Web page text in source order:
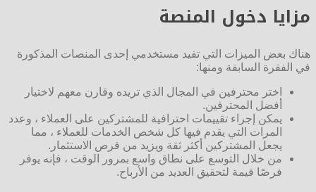
مزايا دخول المنصة
هناك بعض الميزات التي تفيد مستخدمي إحدى المنصات المذكورة
في الفقرة السابقة ومنها:
اختر محترفين في المجال الذي تريده وقارن معهم لاختيار
أفضل المحترفين.
يمكن إجراء تقييمات احترافية للمشتركين على العملاء ، وعدد
المرات التي يقدم فيها كل شخص الخدمات للعملاء ، مما
يجعل المشتركين أكثر ثقة ويزيد من فرص الاستثمار.
من خلال التوسع على نطاق واسع بمرور الوقت ، فإنه يوفر
فرصًا قيمة لتحقيق العديد من الأرباح.